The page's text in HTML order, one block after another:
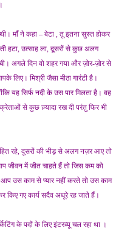
माँ ने कहा – बेटा , तू इतना सुस्त होकर
हटा, उत्साह ला, दूसरों से कुछ अलग
अगले दिन वो शहर गया और ज़ोर-ज़ोर से
लिए। मिश्री जैसा मीठा गारंटी है।
यह सिर्फ नदी के उस पार मिलता है। वह
से कुछ ज़्यादा रख दी परंतु फिर भी
रहे, दूसरों की भीड़ से अलग नज़र आए तो
जीवन में जीत चाहते हैं तो जिस कम को
उस काम से प्यार नहीं करते तो उस काम
किए गए कार्य सदैव अधूरे रह जाते हैं।
के पदों के लिए इंटरव्यू चल रहा था ।